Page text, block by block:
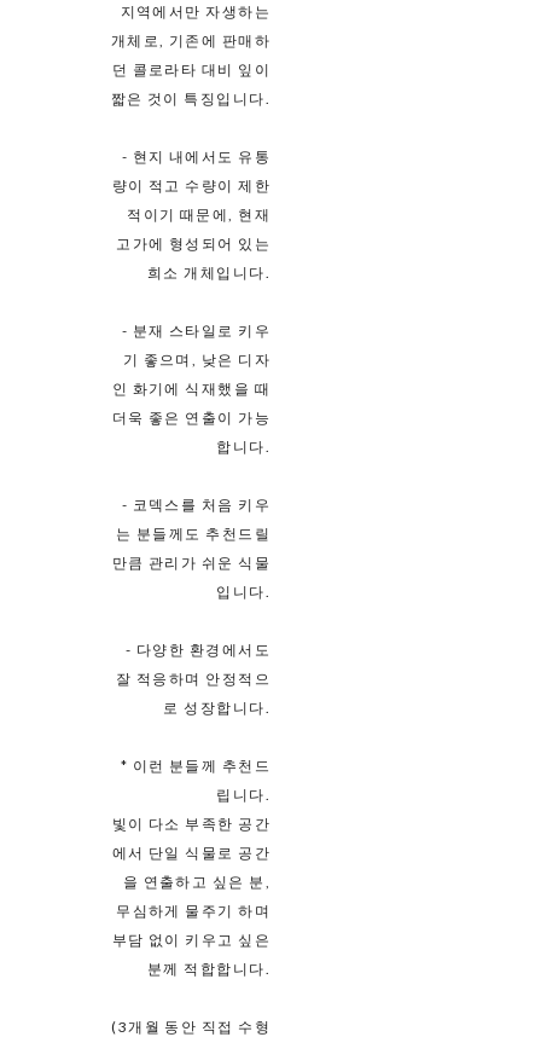
지역에서만 자생하는
개체로, 기존에 판매하
던 콜로라타 대비 잎이
짧은 것이 특징입니다.
- 현지 내에서도 유통
량이 적고 수량이 제한
적이기 때문에, 현재
고가에 형성되어 있는
희소 개체입니다.
- 분재 스타일로 키우
기 좋으며, 낮은 디자
인 화기에 식재했을 때
더욱 좋은 연출이 가능
합니다.
- 코덱스를 처음 키우
는 분들께도 추천드릴
만큼 관리가 쉬운 식물
입니다.
- 다양한 환경에서도
잘 적응하며 안정적으
로 성장합니다.
* 이런 분들께 추천드
립니다.
빛이 다소 부족한 공간
에서 단일 식물로 공간
을 연출하고 싶은 분,
무심하게 물주기 하며
부담 없이 키우고 싶은
분께 적합합니다.
(3개월 동안 직접 수형